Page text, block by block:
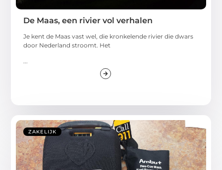
De Maas, een rivier vol verhalen
Je kent de Maas vast wel, die kronkelende rivier die dwars
door Nederland stroomt. Het
...
ZAKELIJK